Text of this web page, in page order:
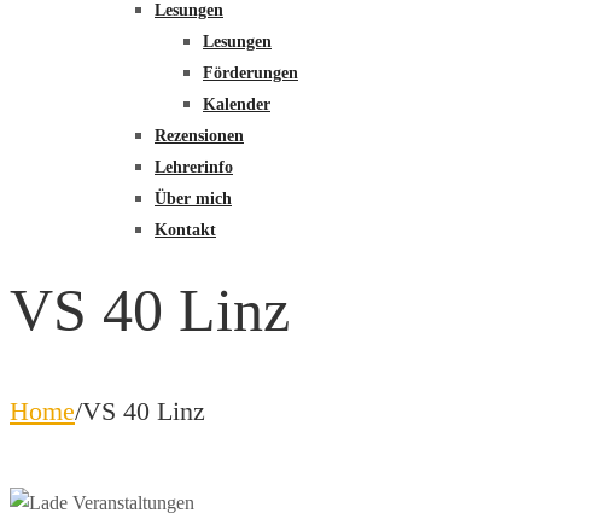
Lesungen
Lesungen
Förderungen
Kalender
Rezensionen
Lehrerinfo
Über mich
Kontakt
VS 40 Linz
Home/VS 40 Linz